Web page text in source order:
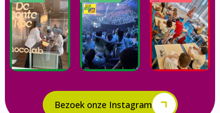
Bezoek onze Instagram